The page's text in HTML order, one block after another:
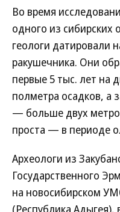
Во время
одного из сибирских
геологи датировали
ракушечника. Они
первые 5 тыс. лет на
полметра осадков, а
— больше двух
проста — в периоде
Археологи из
Государственного
на новосибирском
(Республика